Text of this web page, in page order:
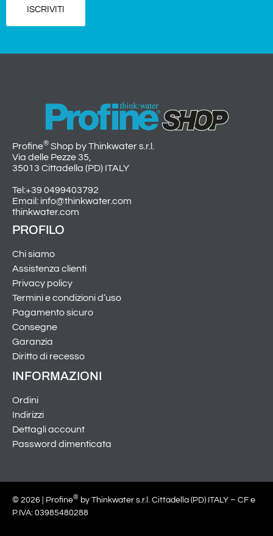
ISCRIVITI
Profine® Shop by Thinkwater s.r.l.
Via delle Pezze 35,
35013 Cittadella (PD) ITALY
Tel:+39 0499403792
Email: info@thinkwater.com
thinkwater.com
PROFILO
Chi siamo
Assistenza clienti
Privacy policy
Termini e condizioni d’uso
Pagamento sicuro
Consegne
Garanzia
Diritto di recesso
INFORMAZIONI
Ordini
Indirizzi
Dettagli account
Password dimenticata
© 2026 | Profine® by Thinkwater s.r.l. Cittadella (PD) ITALY – CF e
P.IVA: 03985480288